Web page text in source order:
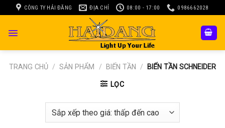
to
CÔNG TY HẢI ĐĂNG ĐỊA CHỈ 08:00 - 17:00 0986662028
TRANG CHỦ / SẢN PHẨM / BIẾN TẦN / BIẾN TẦN SCHNEIDER
LỌC